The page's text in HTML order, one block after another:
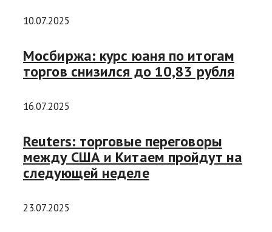
10.07.2025
Мосбиржа: курс юаня по итогам
торгов снизился до 10,83 рубля
16.07.2025
Reuters: торговые переговоры
между США и Китаем пройдут на
следующей неделе
23.07.2025